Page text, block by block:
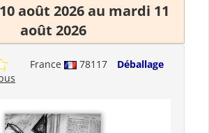
août 2026 au mardi 11
août 2026
France 78117
Déballage